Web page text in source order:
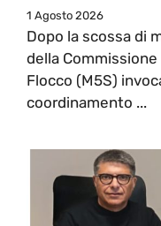
1 Agosto 2026
Dopo la scossa di
della
Flocco (M5S)
coordinamento ...